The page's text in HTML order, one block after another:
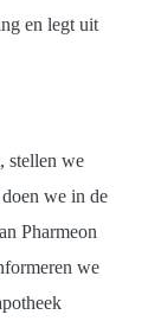
en legt uit
stellen we
we in de
Pharmeon
we